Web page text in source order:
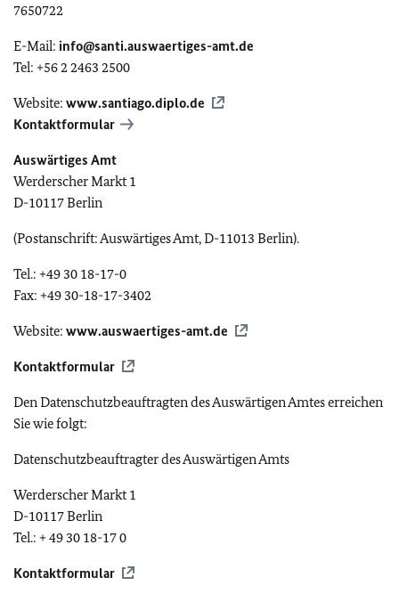
7650722
E-Mail: info@santi.auswaertiges-amt.de
Tel: +56 2 2463 2500
Website: www.santiago.diplo.de
Kontaktformular
Auswärtiges Amt
Werderscher Markt 1
D-10117 Berlin
(Postanschrift: Auswärtiges Amt, D-11013 Berlin).
Tel.: +49 30 18-17-0
Fax: +49 30-18-17-3402
Website: www.auswaertiges-amt.de
Kontaktformular
Den Datenschutzbeauftragten des Auswärtigen Amtes erreichen
Sie wie folgt:
Datenschutzbeauftragter des Auswärtigen Amts
Werderscher Markt 1
D-10117 Berlin
Tel.: + 49 30 18-17 0
Kontaktformular